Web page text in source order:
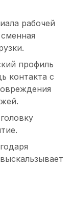
рабочей
профиль
контакта с